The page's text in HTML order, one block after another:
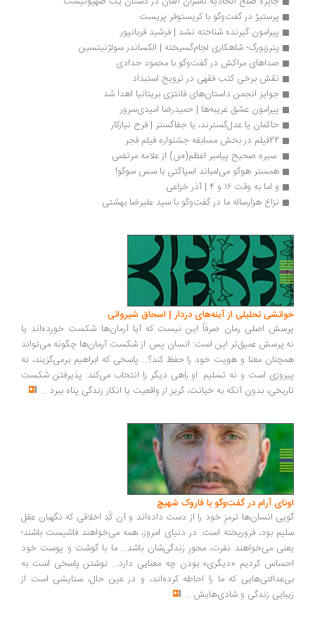
پرستیژ در گفت‌وگو با کریستوفر پریست
پیرامون گیرنده شناخته نشد | فرشید قربانپور
پترزبورگ؛ شاهکاری لجام‌گسیخته | الکساند‌‌‌‌ر سولژنیتسین
صداهای مراکش در گفت‌وگو با محمود حدادی
نقش برخی کتب فقهی در ترویج استبداد
جوایز انجمن داستان‌های فانتزی بریتانیا اهدا شد
پیرامون عشق غریبه‌ها | حمیدرضا امیدی‌سرور
حاکمان یا عدل‌گسترند، یا جفاگستر | فرح نیازکار
سیره صحیح پیامبر اعظم(ص) از علامه مرتضی
همستر هوگو می‌لمباند اسپاگتی با سس سوگو!
و اما به وقت ۱۶ و ۴ | آذر خزاعی
نزاع هزارساله ما در گفت‌وگو با سید علیرضا بهشتی
تحلیلی از آینه‌های دردار | اسحاق شیروانی
اصلی رمان صرفاً این نیست که آیا آرمان‌ها شکست خورده‌اند یا
عمیق‌تر این است: انسان پس از شکست آرمان‌ها چگونه می‌تواند
معنا و هویت خود را حفظ کند؟... پاسخی که ابراهیم برمی‌گزیند، نه
است و نه تسلیم. او راهی دیگر را انتخاب می‌کند: پذیرفتن شکست
بدون آنکه به خیانت، گریز از واقعیت یا انکار زندگی پناه ببرد...
آرام در گفت‌وگو با فاروک شهیچ‭
انسان‌ها ترمزِ خود را از دست داده‌اند و آن کُدِ اخلاقی که نگهبان عقل
بود، فروریخته است. در دنیای امروز، همه می‌خواهند فاشیست باشند؛
می‌خواهند نفرت، محورِ زندگی‌شان باشد... ما با گوشت و پوست خود
کردیم «دیگری» بودن چه معنایی دارد... نوشتن پاسخی است به
که ما را احاطه کرده‌اند، و در عین حال، ستایشی است از
زندگی و شادی‌هایش...